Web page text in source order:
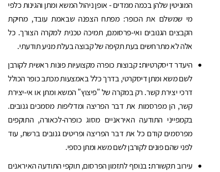
המוניטין שלהן בכמה ממדים - אופן ניהול המשא ומתן והגינות כלפי
מי שמשלם את הכופר: מפתח הצפנה שבאמת עובד, מחיקת
הקבצים הגנובים ואי-פרסומם, תמיכה טכנית למקרה הצורך. כל
אלה לא מתרחשים בעת תקיפה של קבוצה בעלת מניע תודעתי.
היעדר דיסקרטיות:קבוצות כופרה מקצועיות פונות ראשית לקורבן
לשם משא ומתן דיסקרטי, בדרך כלל באמצעות מכתב כופר הכולל
דרכי יצירת קשר. רק במקרה של "פיצוץ" המשא ומתן או אי-יצירת
קשר, הן מפרסמות את דבר הפריצה ומדליפות מסמכים גנובים.
בקמפייני התודעה האיראניים מסוג כופרה-לכאורה, התוקפים
מפרסמים קודם כל את דבר הפריצה ופריטים גנובים ברשת, עוד
לפני שהם פונים לקורבן לשם משא ומתן כספי.
עירוב תקשורת:בנוסף לתזמון הפרסום, תוקפי התודעה האיראנים